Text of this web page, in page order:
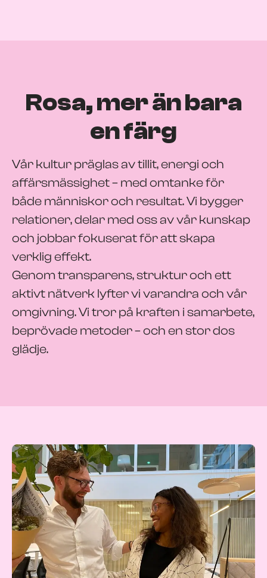
Rosa, mer än bara
en färg
Vår kultur präglas av tillit, energi och
affärsmässighet – med omtanke för
både människor och resultat. Vi bygger
relationer, delar med oss av vår kunskap
och jobbar fokuserat för att skapa
verklig effekt.
Genom transparens, struktur och ett
aktivt nätverk lyfter vi varandra och vår
omgivning. Vi tror på kraften i samarbete,
beprövade metoder – och en stor dos
glädje.